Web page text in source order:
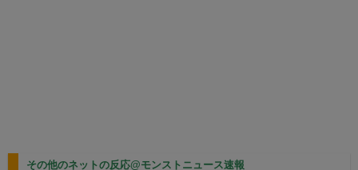
その他のネットの反応@モンストニュース速報